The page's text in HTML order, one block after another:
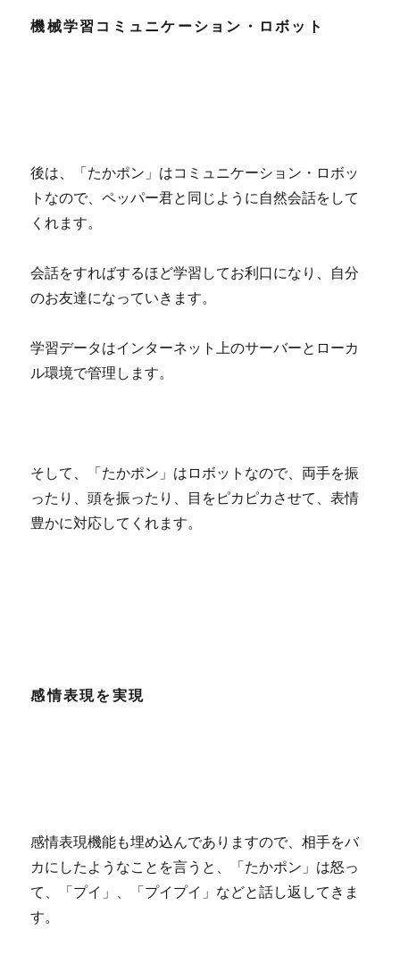
機械学習コミュニケーション・ロボット
後は、「たかポン」はコミュニケーション・ロボッ
トなので、ペッパー君と同じように自然会話をして
くれます。
会話をすればするほど学習してお利口になり、自分
のお友達になっていきます。
学習データはインターネット上のサーバーとローカ
ル環境で管理します。
そして、「たかポン」はロボットなので、両手を振
ったり、頭を振ったり、目をピカピカさせて、表情
豊かに対応してくれます。
感情表現を実現
感情表現機能も埋め込んでありますので、相手をバ
カにしたようなことを言うと、「たかポン」は怒っ
て、「プイ」、「プイプイ」などと話し返してきま
す。